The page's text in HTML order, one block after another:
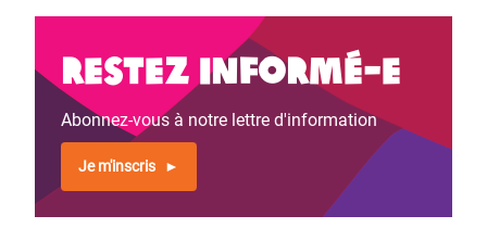
Restez informé-e
Abonnez-vous à notre lettre d'information
Je m'inscris